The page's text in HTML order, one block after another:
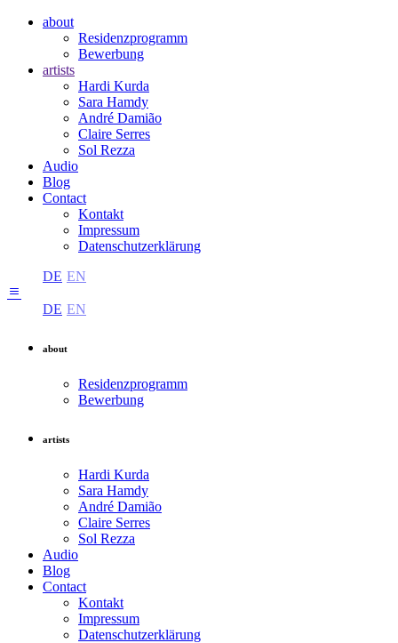
about
Residenzprogramm
Bewerbung
artists
Hardi Kurda
Sara Hamdy
André Damião
Claire Serres
Sol Rezza
Audio
Blog
Contact
Kontakt
Impressum
Datenschutzerklärung
DE EN
DE EN
about
Residenzprogramm
Bewerbung
artists
Hardi Kurda
Sara Hamdy
André Damião
Claire Serres
Sol Rezza
Audio
Blog
Contact
Kontakt
Impressum
Datenschutzerklärung